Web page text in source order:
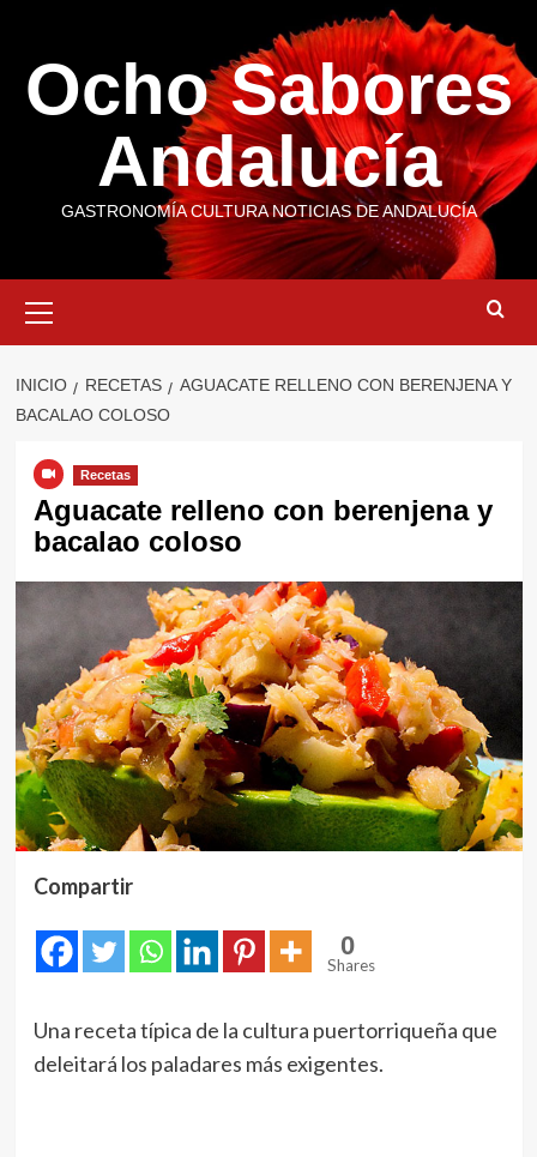
contenido
Ocho Sabores
Andalucía
GASTRONOMÍA CULTURA NOTICIAS DE ANDALUCÍA
primario
INICIO RECETAS
AGUACATE RELLENO CON BERENJENA Y
BACALAO COLOSO
Recetas
Aguacate relleno con berenjena y
bacalao coloso
Compartir
0
Shares
Una receta típica de la cultura puertorriqueña que
deleitará los paladares más exigentes.